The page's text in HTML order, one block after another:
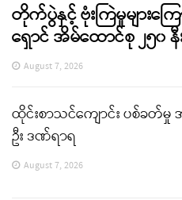
တိုက်ပွဲနှင့် ဗုံးကြဲမှုများက
ရှောင် အိမ်ထောင်စု ၂၅၀
August 7, 2026
ထိုင်းစာသင်ကျောင်း ပစ်ခတ်မှု
ဦး ဒဏ်ရာရ
August 7, 2026